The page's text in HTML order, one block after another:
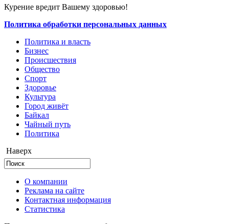
Курение вредит Вашему здоровью!
Политика обработки персональных данных
Политика и власть
Бизнес
Происшествия
Общество
Cпорт
Здоровье
Культура
Город живёт
Байкал
Чайный путь
Политика
Наверх
О компании
Реклама на сайте
Контактная информация
Статистика